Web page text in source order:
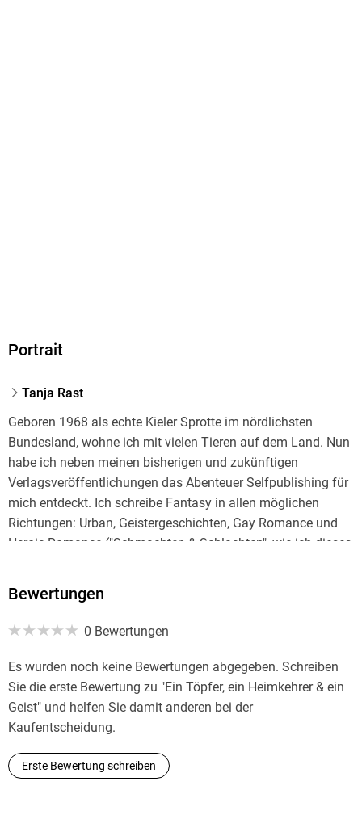
Portrait
Tanja Rast
Geboren 1968 als echte Kieler Sprotte im nördlichsten
Bundesland, wohne ich mit vielen Tieren auf dem Land. Nun
habe ich neben meinen bisherigen und zukünftigen
Verlagsveröffentlichungen das Abenteuer Selfpublishing für
mich entdeckt. Ich schreibe Fantasy in allen möglichen
Richtungen: Urban, Geistergeschichten, Gay Romance und
Heroic Romance ("Schmachten & Schlachten", wie ich dieses
Bewertungen
0 Bewertungen
Es wurden noch keine Bewertungen abgegeben. Schreiben
Sie die erste Bewertung zu "Ein Töpfer, ein Heimkehrer & ein
Geist" und helfen Sie damit anderen bei der
Kaufentscheidung.
Erste Bewertung schreiben